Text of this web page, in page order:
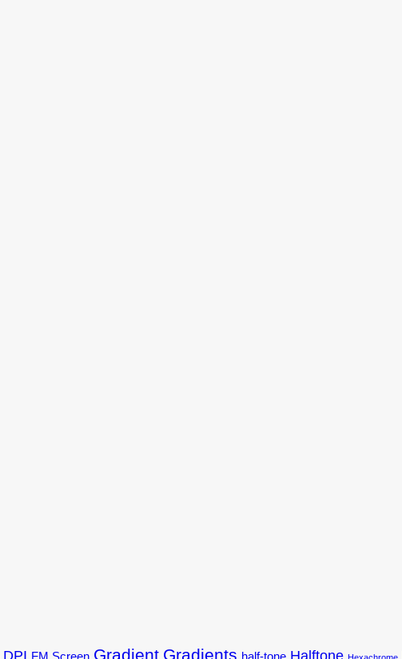
DPI FM Screen Gradient Gradients half-tone Halftone